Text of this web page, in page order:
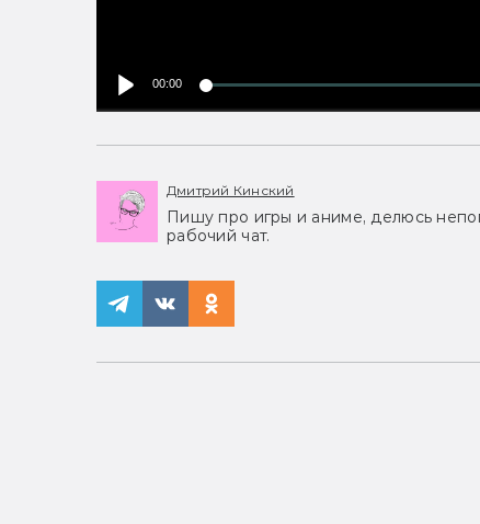
00:00
Дмитрий Кинский
Пишу про игры и аниме, делюсь
рабочий чат.